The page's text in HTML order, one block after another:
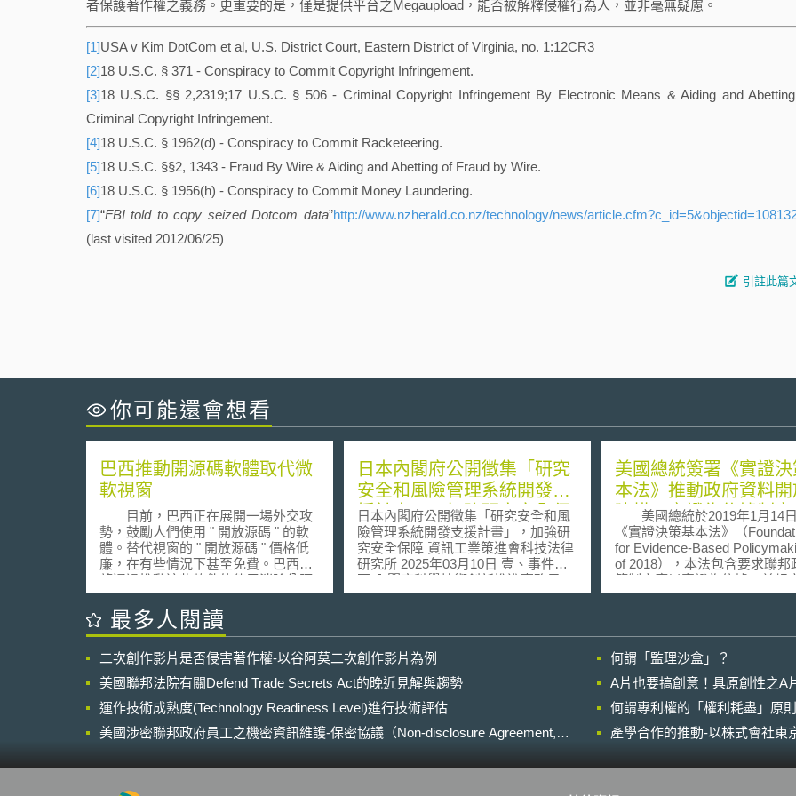
者保護著作權之義務。更重要的是，僅是提供平台之Megaupload，能否被解釋侵權行為人，並非毫無疑慮。
[1]USA v Kim DotCom et al, U.S. District Court, Eastern District of Virginia, no. 1:12CR3
[2]18 U.S.C. § 371 - Conspiracy to Commit Copyright Infringement.
[3]18 U.S.C. §§ 2,2319;17 U.S.C. § 506 - Criminal Copyright Infringement By Electronic Means & Aiding and
Criminal Copyright Infringement.
[4]18 U.S.C. § 1962(d) - Conspiracy to Commit Racketeering.
[5]18 U.S.C. §§2, 1343 - Fraud By Wire & Aiding and Abetting of Fraud by Wire.
[6]18 U.S.C. § 1956(h) - Conspiracy to Commit Money Laundering.
[7]“FBI told to copy seized Dotcom data”http://www.nzherald.co.nz/technology/news/
(last visited 2012/06/25)
引註此篇
你可能還會想看
巴西推動開源碼軟體取代微
軟視窗
目前，巴西正在展開一場外交攻
勢，鼓勵人們使用 " 開放源碼 " 的軟
體。替代視窗的 " 開放源碼 " 價格低
廉，在有些情況下甚至免費。巴西希
望通過推動這些軟件的使用消除分隔
發達國家和發展中國家的所謂 " 數碼
鴻溝 " 。 改用 ' 開放源碼 ' 軟件
的首要原因是出於經濟考慮。目前巴
站支付五百美元。相反，大多數 ' 開
放源碼 ' 軟件是免費的。盧拉總統正
在考慮下達政令，要求所有政府部門
都使用 " 開放源碼 " 軟件。這是亞洲
許多國家以及德國的公司和政府已經
採取的步驟。但不同的是，盧拉總統
國定於十一月份舉行信息技術高峰會
議的時候，巴西正在把這場針對微軟
日本內閣府公開徵集「研究
安全和風險管理系統開發支
援計畫」，加強研究安全保
障
日本內閣府公開徵集「研究安全和風
險管理系統開發支援計畫」，加強研
究安全保障 資訊工業策進會科技法律
研究所 2025年03月10日 壹、事件摘
要 內閣府科學技術創新推進事務局
（科学技術・イノベーション推進事
助機關和研究機構加入「研究安全和
風險管理系統開發支援計畫」 [1]（研
究セキュリティ・インテグリティに
関するリスクマネジメント体制整備
支援事業，下簡稱研究安全計畫），
以加強研究安全之保障。 貳、重點說
下與北韓研究者共著論文而危害研究
美國總統簽署《實證決
本法》推動政府資料開
建構以實證為依據制定
之基礎
美國總統於2019年1月14
《實證決策基本法》（
for Evidence-Based
of 2018），本法包含要求聯邦
策制定應以實證為依據，並規
政府資料法（OPEN
制定聯邦政府政策之法制基礎
做為美國聯邦政府透明化政策
環，本法最核心的部分即為開
資料法之相關規定，開放政府
的OPEN為開放（Open）、公
（Public）、電子化（
放政府資料法的精神與意旨，
最多人閱讀
二次創作影片是否侵害著作權-以谷阿莫二次創作影片為例
何謂「監理沙盒」？
美國聯邦法院有關Defend Trade Secrets Act的晚近見解與趨勢
A片也要搞創意！具原創性之A
運作技術成熟度(Technology Readiness Level)進行技術評估
何謂專利權的「權利耗盡」原
美國涉密聯邦政府員工之機密資訊維護-保密協議（Non-disclosure Agreement,
產學合作的推動-以株式會社東